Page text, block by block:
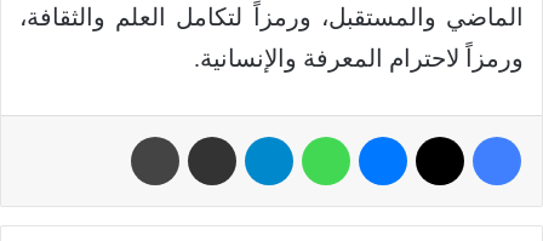
الماضي والمستقبل، ورمزاً لتكامل العلم والثقافة،
ورمزاً لاحترام المعرفة والإنسانية.